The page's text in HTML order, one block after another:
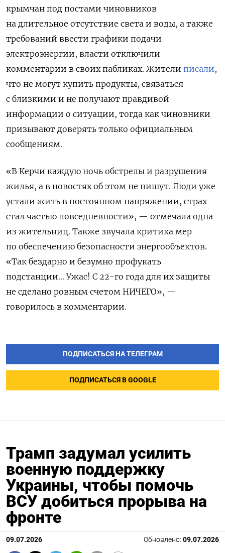
крымчан под постами чиновников
на длительное отсутствие света и воды, а также
требований ввести графики подачи
электроэнергии, власти отключили
комментарии в своих пабликах. Жители писали,
что не могут купить продукты, связаться
с близкими и не получают правдивой
информации о ситуации, тогда как чиновники
призывают доверять только официальным
сообщениям.
«В Керчи каждую ночь обстрелы и разрушения
жилья, а в новостях об этом не пишут. Люди уже
устали жить в постоянном напряжении, страх
стал частью повседневности», — отмечала одна
из жительниц. Также звучала критика мер
по обеспечению безопасности энергообъектов.
«Так бездарно и безумно профукать
подстанции… Ужас! С 22-го года для их защиты
не сделано ровным счетом НИЧЕГО», —
говорилось в комментарии.
ПОДПИСАТЬСЯ НА ТЕЛЕГРАМ
ПОДПИСАТЬСЯ В GOOGLE
Трамп задумал усилить
военную поддержку
Украины, чтобы помочь
ВСУ добиться прорыва на
фронте
09.07.2026 Обновлено: 09.07.2026